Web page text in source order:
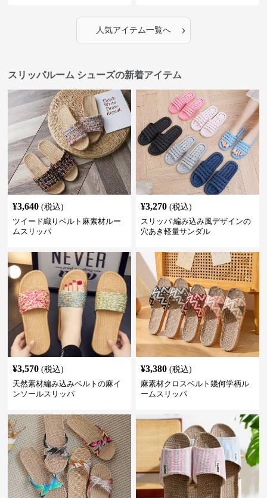
人気アイテム一覧へ ›
スリッパルーム シューズの新着アイテム
¥3,640 (税込)
ツイード織りベルト麻素材ルー
ムスリッパ
¥3,270 (税込)
スリッパ 編み込み風デザインの
穴あき軽量サンダル
¥3,570 (税込)
天然素材編み込みベルトの麻イ
ンソールスリッパ
¥3,380 (税込)
麻素材クロスベルト幾何学柄ル
ームスリッパ